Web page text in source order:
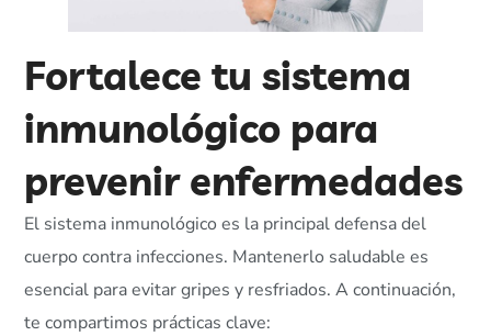
Fortalece tu sistema
inmunológico para
prevenir enfermedades
El sistema inmunológico es la principal defensa del
cuerpo contra infecciones. Mantenerlo saludable es
esencial para evitar gripes y resfriados. A continuación,
te compartimos prácticas clave: